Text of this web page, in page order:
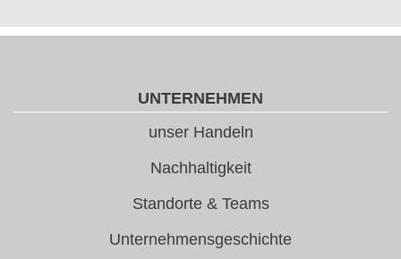
UNTERNEHMEN
unser Handeln
Nachhaltigkeit
Standorte & Teams
Unternehmensgeschichte